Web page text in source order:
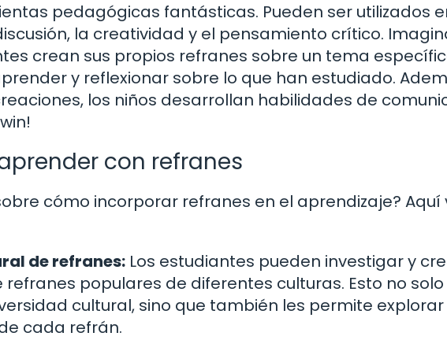
pedagógicas fantásticas. Pueden ser utilizados
la creatividad y el pensamiento crítico.
crean sus propios refranes sobre un tema
y reflexionar sobre lo que han estudiado.
los niños desarrollan habilidades de
con refranes
cómo incorporar refranes en el aprendizaje? Aquí
de refranes: Los estudiantes pueden investigar y
populares de diferentes culturas. Esto no solo
cultural, sino que también les permite explorar
cada refrán.